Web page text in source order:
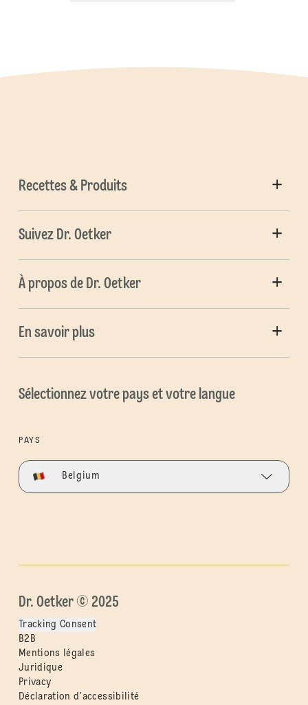
Recettes & Produits
Suivez Dr. Oetker
À propos de Dr. Oetker
En savoir plus
Sélectionnez votre pays et votre langue
PAYS
Belgium
Dr. Oetker © 2025
Tracking Consent
B2B
Mentions légales
Juridique
Privacy
Déclaration d'accessibilité